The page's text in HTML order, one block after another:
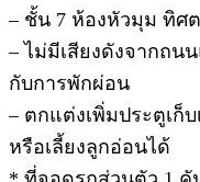
– ชั้น 7 ห้องหัวมุม ทิศ
– ไม่มีเสียงดังจากถน
กับการพักผ่อน
– ตกแต่งเพิ่มประตูเก็
หรือเลี้ยงลูกอ่อนได้